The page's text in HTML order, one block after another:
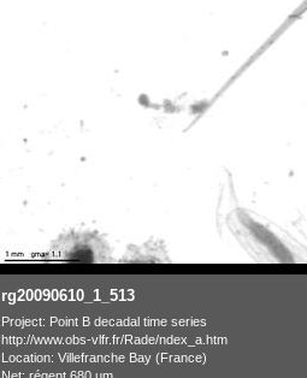
rg20090610_1_513
Project: Point B decadal time series
http://www.obs-vlfr.fr/Rade/ndex_a.htm
Location: Villefranche Bay (France)